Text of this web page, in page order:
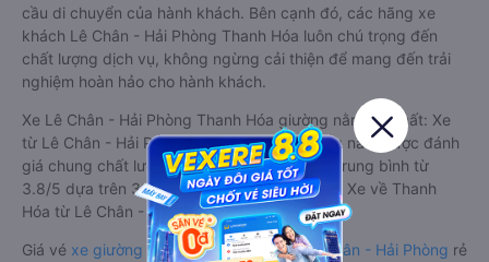
cầu di chuyển của hành khách. Bên cạnh đó, các hãng xe
khách Lê Chân - Hải Phòng Thanh Hóa luôn chú trọng đến
chất lượng dịch vụ, không ngừng cải thiện để mang đến trải
nghiệm hoàn hảo cho hành khách.
Xe Lê Chân - Hải Phòng Thanh Hóa giường nằm tốt nhất: Xe
từ Lê Chân - Hải Phòng đi Thanh Hóa giường nằm được đánh
giá chung chất lượng Tốt với điểm đánh giá trung bình từ
3.8/5 dựa trên 367 phản hồi của hành khách Xe về Thanh
Hóa từ Lê Chân - Hải Phòng.
Giá vé xe giường nằm đi Thanh Hóa từ Lê Chân - Hải Phòng rẻ